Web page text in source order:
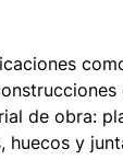
de obra:
huecos y